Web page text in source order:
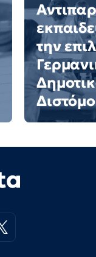
την